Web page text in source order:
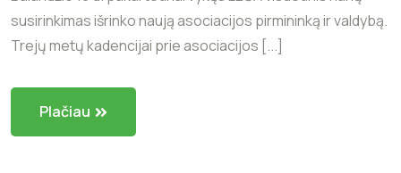
susirinkimas išrinko naują asociacijos pirmininką ir valdybą.
Trejų metų kadencijai prie asociacijos [...]
Plačiau